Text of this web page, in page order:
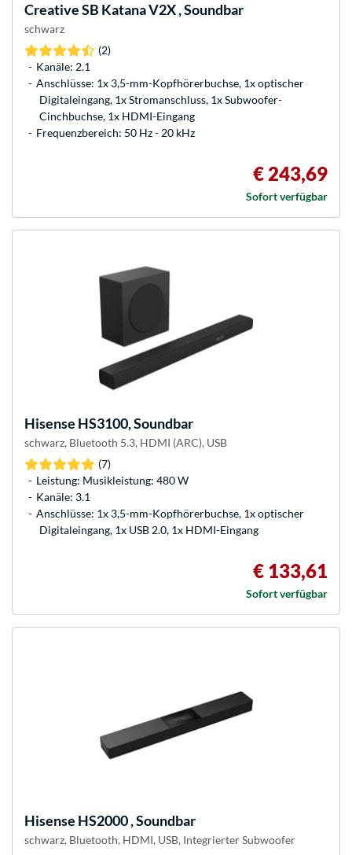
CreativeSB Katana V2X , Soundbar
schwarz
(2)
Kanäle: 2.1
Anschlüsse: 1x 3,5-mm-Kopfhörerbuchse, 1x optischer
Digitaleingang, 1x Stromanschluss, 1x Subwoofer-
Cinchbuchse, 1x HDMI-Eingang
Frequenzbereich: 50 Hz - 20 kHz
€ 243,69
Sofort verfügbar
Hisense HS3100, Soundbar
schwarz, Bluetooth 5.3, HDMI (ARC), USB
(7)
Leistung: Musikleistung: 480 W
Kanäle: 3.1
Anschlüsse: 1x 3,5-mm-Kopfhörerbuchse, 1x optischer
Digitaleingang, 1x USB 2.0, 1x HDMI-Eingang
€ 133,61
Sofort verfügbar
Hisense HS2000 , Soundbar
schwarz, Bluetooth, HDMI, USB, Integrierter Subwoofer